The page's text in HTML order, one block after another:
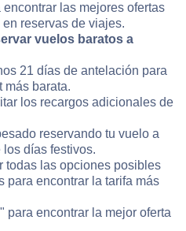
las mejores ofertas
reservas de viajes.
vuelos baratos a
21 días de antelación para
más barata.
los recargos adicionales de
reservando tu vuelo a
días festivos.
todas las opciones posibles
para encontrar la tarifa más
para encontrar la mejor oferta